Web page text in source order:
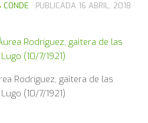
CONDE · PUBLICADA 16 ABRIL, 2018 ·
Rodríguez, gaitera de las
(10/7/1921)